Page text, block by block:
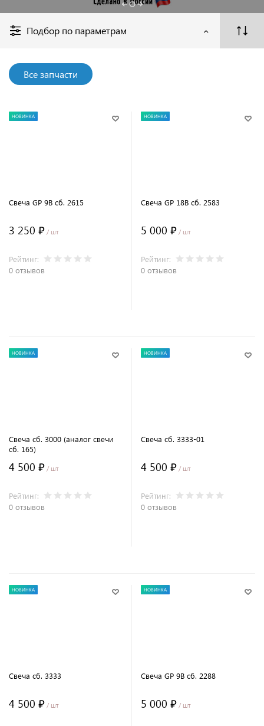
Подбор по параметрам
Все запчасти
НОВИНКА
Свеча GP 9В сб. 2615
3 250 ₽ / шт
Рейтинг:
0 отзывов
НОВИНКА
Свеча GP 18В сб. 2583
5 000 ₽ / шт
Рейтинг:
0 отзывов
НОВИНКА
Свеча сб. 3000 (аналог свечи
сб. 165)
4 500 ₽ / шт
Рейтинг:
0 отзывов
НОВИНКА
Свеча сб. 3333-01
4 500 ₽ / шт
Рейтинг:
0 отзывов
НОВИНКА
Свеча сб. 3333
4 500 ₽ / шт
НОВИНКА
Свеча GP 9В сб. 2288
5 000 ₽ / шт